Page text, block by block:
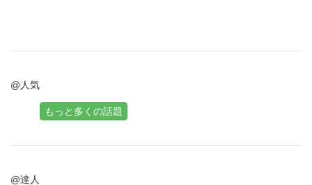
@人気
もっと多くの話題
@達人